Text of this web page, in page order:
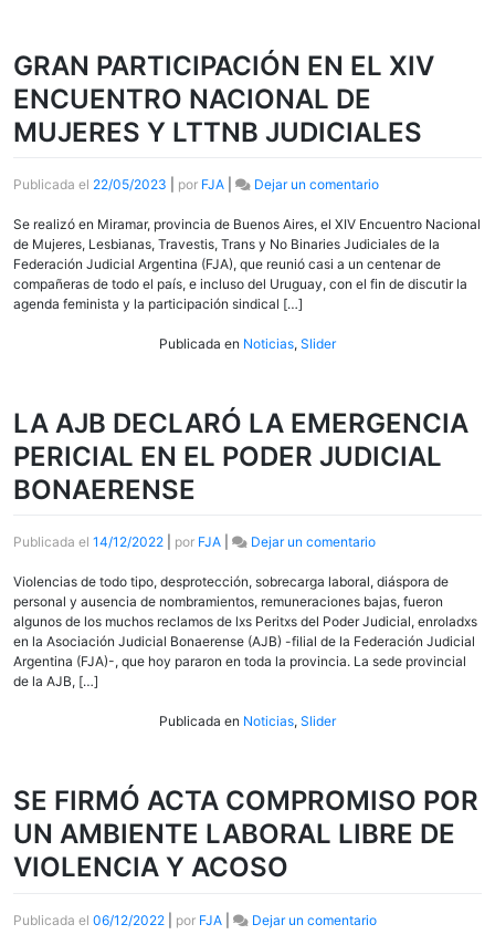
CONTRA
LABORAL
GRAN PARTICIPACIÓN EN EL XIV
ENCUENTRO NACIONAL DE
MUJERES Y LTTNB JUDICIALES
Publicada el 22/05/2023 por FJA Dejar un comentarioen
PARTICIPACIÓN
EN
EL
XIV
JUDICIALES
Se realizó en Miramar, provincia de Buenos Aires, el XIV Encuentro Nacional
de Mujeres, Lesbianas, Travestis, Trans y No Binaries Judiciales de la
Federación Judicial Argentina (FJA), que reunió casi a un centenar de
compañeras de todo el país, e incluso del Uruguay, con el fin de discutir la
agenda feminista y la participación sindical […]
Publicada en Noticias, Slider
LA AJB DECLARÓ LA EMERGENCIA
PERICIAL EN EL PODER JUDICIAL
BONAERENSE
Publicada el 14/12/2022 por FJA Dejar un comentarioen
AJB
DECLARÓ
LA
EMERGENCIA
PERICIAL
Violencias de todo tipo, desprotección, sobrecarga laboral, diáspora de
personal y ausencia de nombramientos, remuneraciones bajas, fueron
algunos de los muchos reclamos de lxs Peritxs del Poder Judicial, enroladxs
en la Asociación Judicial Bonaerense (AJB) -filial de la Federación Judicial
Argentina (FJA)-, que hoy pararon en toda la provincia. La sede provincial
de la AJB, […]
Publicada en Noticias, Slider
SE FIRMÓ ACTA COMPROMISO POR
UN AMBIENTE LABORAL LIBRE DE
VIOLENCIA Y ACOSO
Publicada el 06/12/2022 por FJA Dejar un comentarioen